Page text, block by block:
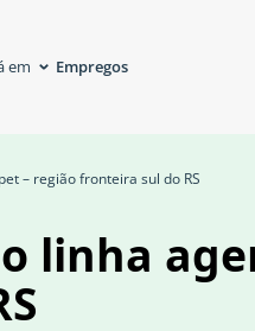
em Empregos
– região fronteira sul do RS
linha